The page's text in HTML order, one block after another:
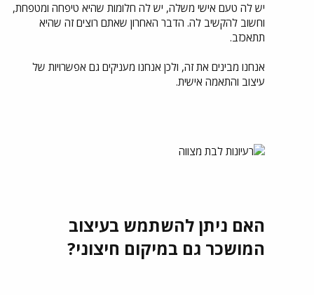
יש לה טעם אישי משלה, יש לה חלומות שהיא טיפחה ומטפחת,
וחשוב להקשיב לה. הדבר האחרון שאתם רוצים זה שהיא
תתאכזב.
אנחנו מבינים את זה, ולכן אנחנו מעניקים גם אפשרויות של
עיצוב והתאמה אישית.
האם ניתן להשתמש בעיצוב
המושכר גם במיקום חיצוני?